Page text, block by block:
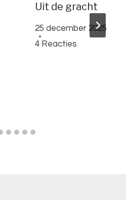
Uit de gracht
25 december 2025
4 Reacties